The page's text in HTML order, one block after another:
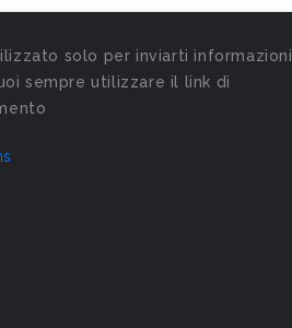
solo per inviarti informazioni
sempre utilizzare il link di